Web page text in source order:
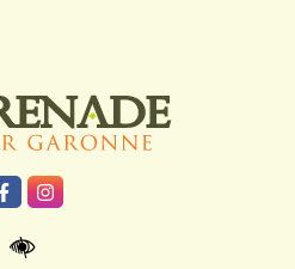
Lien vers le compte Facebook
Lien vers le compte